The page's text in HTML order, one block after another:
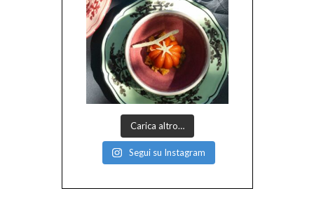
Carica altro…
Segui su Instagram